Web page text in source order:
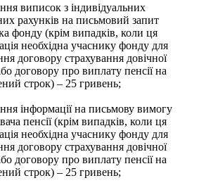
виписок з індивідуальних
рахунків на письмовий запит
фонду (крім випадків, коли ця
необхідна учаснику фонду для
договору страхування довічної
договору про виплату пенсії на
строк) – 25 гривень;
інформації на письмову вимогу
пенсії (крім випадків, коли ця
необхідна учаснику фонду для
договору страхування довічної
договору про виплату пенсії на
строк) – 25 гривень;